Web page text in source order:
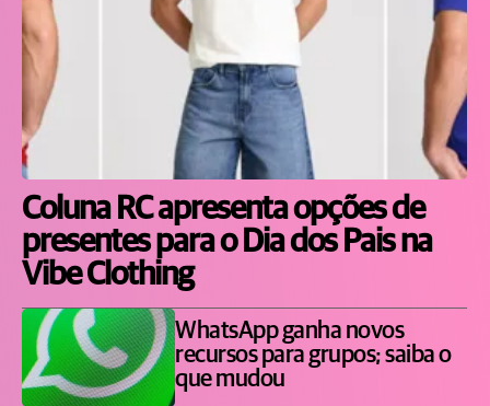
Coluna RC apresenta opções de
presentes para o Dia dos Pais na
Vibe Clothing
WhatsApp ganha novos
recursos para grupos; saiba o
que mudou